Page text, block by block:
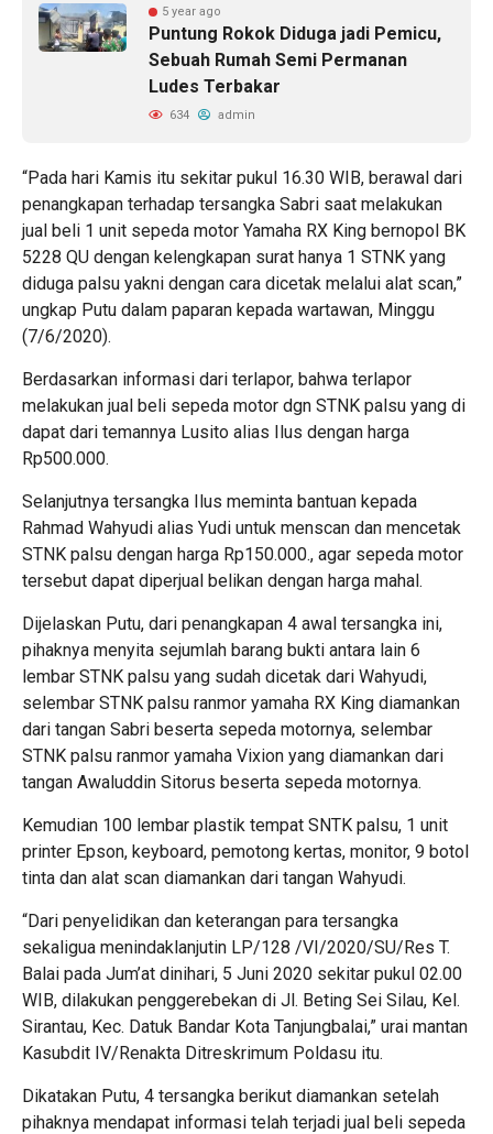
5 year ago
Puntung Rokok Diduga jadi Pemicu,
Sebuah Rumah Semi Permanan
Ludes Terbakar
634 admin
“Pada hari Kamis itu sekitar pukul 16.30 WIB, berawal dari
penangkapan terhadap tersangka Sabri saat melakukan
jual beli 1 unit sepeda motor Yamaha RX King bernopol BK
5228 QU dengan kelengkapan surat hanya 1 STNK yang
diduga palsu yakni dengan cara dicetak melalui alat scan,”
ungkap Putu dalam paparan kepada wartawan, Minggu
(7/6/2020).
Berdasarkan informasi dari terlapor, bahwa terlapor
melakukan jual beli sepeda motor dgn STNK palsu yang di
dapat dari temannya Lusito alias Ilus dengan harga
Rp500.000.
Selanjutnya tersangka Ilus meminta bantuan kepada
Rahmad Wahyudi alias Yudi untuk menscan dan mencetak
STNK palsu dengan harga Rp150.000., agar sepeda motor
tersebut dapat diperjual belikan dengan harga mahal.
Dijelaskan Putu, dari penangkapan 4 awal tersangka ini,
pihaknya menyita sejumlah barang bukti antara lain 6
lembar STNK palsu yang sudah dicetak dari Wahyudi,
selembar STNK palsu ranmor yamaha RX King diamankan
dari tangan Sabri beserta sepeda motornya, selembar
STNK palsu ranmor yamaha Vixion yang diamankan dari
tangan Awaluddin Sitorus beserta sepeda motornya.
Kemudian 100 lembar plastik tempat SNTK palsu, 1 unit
printer Epson, keyboard, pemotong kertas, monitor, 9 botol
tinta dan alat scan diamankan dari tangan Wahyudi.
“Dari penyelidikan dan keterangan para tersangka
sekaligua menindaklanjutin LP/128 /VI/2020/SU/Res T.
Balai pada Jum’at dinihari, 5 Juni 2020 sekitar pukul 02.00
WIB, dilakukan penggerebekan di Jl. Beting Sei Silau, Kel.
Sirantau, Kec. Datuk Bandar Kota Tanjungbalai,” urai mantan
Kasubdit IV/Renakta Ditreskrimum Poldasu itu.
Dikatakan Putu, 4 tersangka berikut diamankan setelah
pihaknya mendapat informasi telah terjadi jual beli sepeda